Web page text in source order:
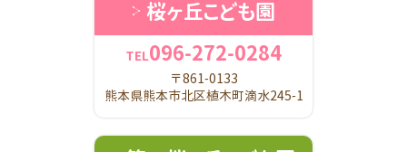
桜ヶ丘こども園
TEL096-272-0284
〒861-0133
熊本県熊本市北区植木町滴水245-1